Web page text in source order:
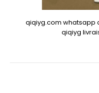
qiqiyg.com whatsapp
qiqiyg